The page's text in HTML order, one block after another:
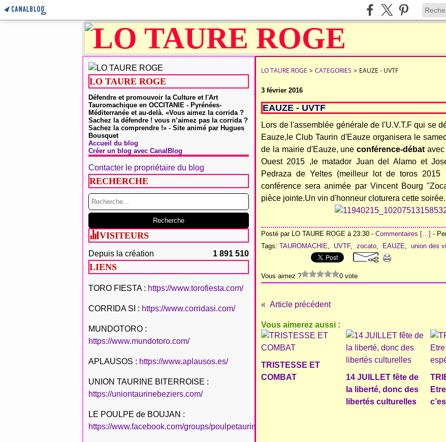
LO TAURE ROGE
Défendre et promouvoir la Culture et l'Art
Tauromachique en OCCITANIE - Pyrénées-
Méditerranée et au-delà. «Vous aimez la corrida ?
Sachez la défendre ! vous n’aimez pas la corrida ?
Sachez la comprendre !» - Site animé par Hugues
Bousquet
Accueil du blog
Créer un blog avec CanalBlog
Contacter le propriétaire du blog
RECHERCHE
VISITEURS
Depuis la création 1 891 510
LIENS
TORO FIESTA : https://www.torofiesta.com/
CORRIDA SI : https://www.corridasi.com/
MUNDOTORO :
https://www.mundotoro.com/
APLAUSOS : https://www.aplausos.es/
UNION TAURINE BITERROISE :
https://uniontaurinebeziers.com/
LE POULPE de BOUJAN :
https://www.facebook.com/groups/poulpetaurinboujan/
LO TAURE ROGE > CATEGORIES > EAUZE - UVTF
3 février 2016
EAUZE - UVTF
Lors de l'assemblée générale de l'U.V.T.F qui se
Eauze,le Club Taurin d'Eauze organisera le
de la mairie d'Eauze, uneconférence-débat
Ouest 2015 ,le matador Juan del Alamo et
Pedraza de Yeltes (meilleur lot de toros
conférence sera animée par Vincent Bourg
pièce jointe.Un vin d'honneur cloturera cette
Posté par LO TAURE ROGE à 23:30 - Commentaires […] -
Tags: TAUROMACHIE, UVTF, zocato, EAUZE, union des
Vous aimez ? 0 vote
Article précédent
Vous aimerez aussi :
TRISTESSE ET
COMBAT
14 JUILLET fête de
la liberté, donc des
libertés culturelles